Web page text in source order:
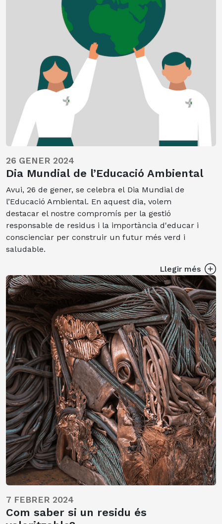
26 GENER 2024
Dia Mundial de l’Educació Ambiental
Avui, 26 de gener, se celebra el Dia Mundial de
l’Educació Ambiental. En aquest dia, volem
destacar el nostre compromís per la gestió
responsable de residus i la importància d'educar i
conscienciar per construir un futur més verd i
saludable.
Llegir més
7 FEBRER 2024
Com saber si un residu és